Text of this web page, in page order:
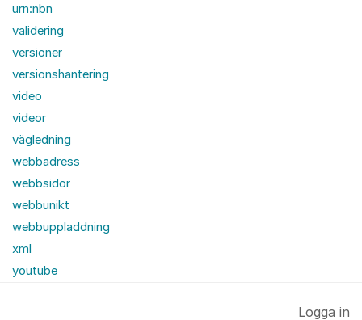
urn:nbn
validering
versioner
versionshantering
video
videor
vägledning
webbadress
webbsidor
webbunikt
webbuppladdning
xml
youtube
Logga in